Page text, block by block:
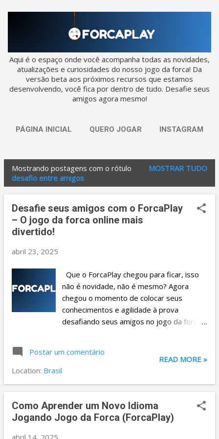
Pular para o conteúdo principal
Aqui é o espaço onde você acompanha todas as novidades,
atualizações e curiosidades do nosso jogo da forca! Da
versão beta aos próximos recursos que estamos
desenvolvendo, você fica por dentro de tudo. Desafie seus
amigos agora mesmo!
PÁGINA INICIAL QUERO JOGAR INSTAGRAM
o
Mostrando postagens com o rótulo
desafio entre amigos
MOSTRAR TUDO
Desafie seus amigos com o ForcaPlay
– O jogo da forca online mais
divertido!
abril 23, 2025
Que o ForcaPlay chegou para ficar, isso
não é novidade, não é mesmo? Agora
chegou o momento de colocar seus
conhecimentos e agilidade à prova
desafiando seus amigos no jogo da forca
Como criar uma conta? Para começar a
conta através de uma conta Google. 2-
Como desafiar seus amigos? Na aba
superior você encontrará a categoria
Postar um comentário
Location: Brasil
READ MORE »
Como Aprender um Novo Idioma
Jogando Jogo da Forca (ForcaPlay)
abril 14, 2025